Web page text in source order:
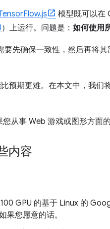
模型既可以在
）上运行。问题是： 如何使用
先确保一致性，然后再将
预期更难。在本文中，我
从事 Web 游戏或图形方面
内容
GPU 的基于 Linux 的
您愿意的话。